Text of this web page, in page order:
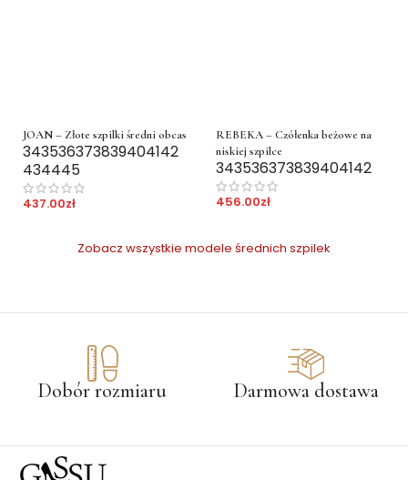
JOAN – Złote szpilki średni obcas
343536373839404142
434445
437.00zł
REBEKA – Czółenka beżowe na
niskiej szpilce
343536373839404142
456.00zł
Zobacz wszystkie modele średnich szpilek
Dobór rozmiaru Darmowa dostawa